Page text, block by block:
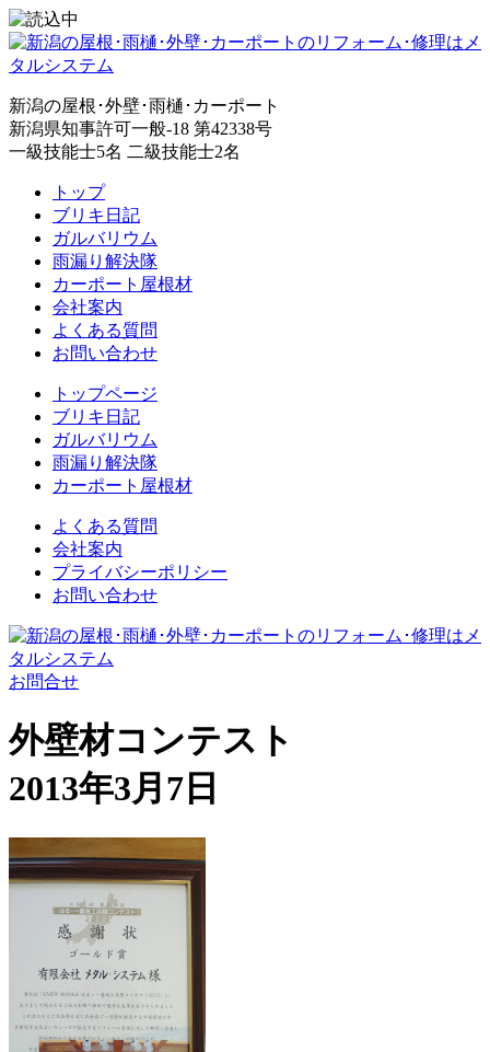
新潟の屋根･外壁･雨樋･カーポート
新潟県知事許可一般-18 第42338号
一級技能士5名 二級技能士2名
トップ
ブリキ日記
ガルバリウム
雨漏り解決隊
カーポート屋根材
会社案内
よくある質問
お問い合わせ
トップページ
ブリキ日記
ガルバリウム
雨漏り解決隊
カーポート屋根材
よくある質問
会社案内
プライバシーポリシー
お問い合わせ
お問合せ
外壁材コンテスト
2013年3月7日